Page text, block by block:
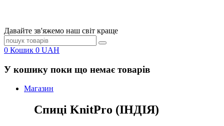
Давайте зв'яжемо наш світ краще
0 Кошик 0 UAH
У кошику поки що немає товарів
Магазин
Спиці KnitPro (ІНДІЯ)